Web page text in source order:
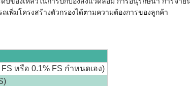
พิ่มโครงสร้างตัวกรองได้ตามความต้องการของลูกค้า
FS หรือ 0.1% FS กำหนดเอง)